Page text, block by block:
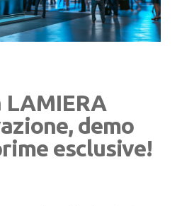
LAMIERA
demo
esclusive!